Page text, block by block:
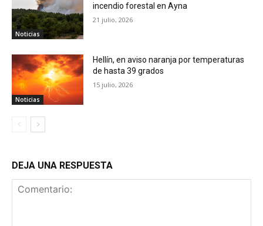
Noticias
incendio forestal en Ayna
21 julio, 2026
Noticias
Hellín, en aviso naranja por temperaturas
de hasta 39 grados
15 julio, 2026
DEJA UNA RESPUESTA